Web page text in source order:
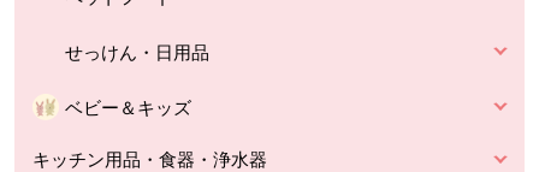
せっけん・日用品
ベビー＆キッズ
キッチン用品・食器・浄水器